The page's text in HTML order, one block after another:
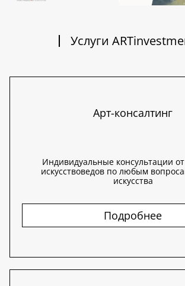
Услуги
Арт-консалтинг
Индивидуальные консультации
искусствоведов по любым
искусства
Подробнее